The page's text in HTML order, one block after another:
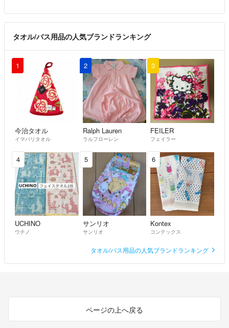
佐川急便での発送は匿名にはなりませんが追跡と保証付きになります。
最後まで読んで下さり
ありがとうございました。
タオル/バス用品の人気ブランドランキング
1
今治タオル
イマバリタオル
2
Ralph Lauren
ラルフローレン
3
FEILER
フェイラー
4
UCHINO
ウチノ
5
サンリオ
サンリオ
6
Kontex
コンテックス
タオル/バス用品の人気ブランドランキング
ページの上へ戻る